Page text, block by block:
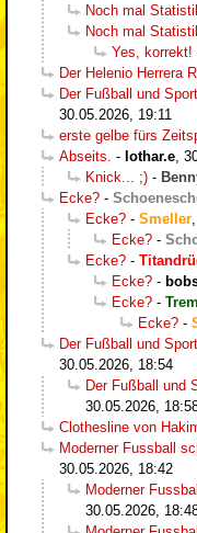
Noch mal
Noch mal
Yes, korrekt!
Der Helenio Herrera
Der Fußball und
30.05.2026, 19:11
erste gelbe fürs
Abseits. - lothar.e
Knick... ;) -
Ecke? -
Ecke? - Smeller
Ecke? -
Ecke? -
Ecke? -
Ecke? -
Ecke? -
Der Fußball und
30.05.2026, 18:54
Der Fußball und
30.05.2026,
Clothesline von
Moderner Fussball
30.05.2026, 18:42
Moderner
30.05.2026,